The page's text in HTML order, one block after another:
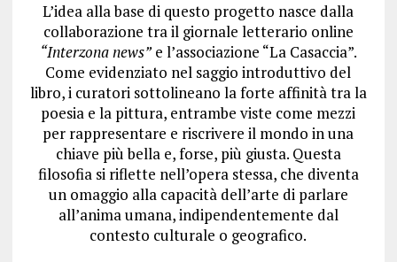
L’idea alla base di questo progetto nasce dalla
collaborazione tra il giornale letterario online
“Interzona news”e l’associazione “La Casaccia”.
Come evidenziato nel saggio introduttivo del
libro, i curatori sottolineano la forte affinità tra la
poesia e la pittura, entrambe viste come mezzi
per rappresentare e riscrivere il mondo in una
chiave più bella e, forse, più giusta. Questa
filosofia si riflette nell’opera stessa, che diventa
un omaggio alla capacità dell’arte di parlare
all’anima umana, indipendentemente dal
contesto culturale o geografico.